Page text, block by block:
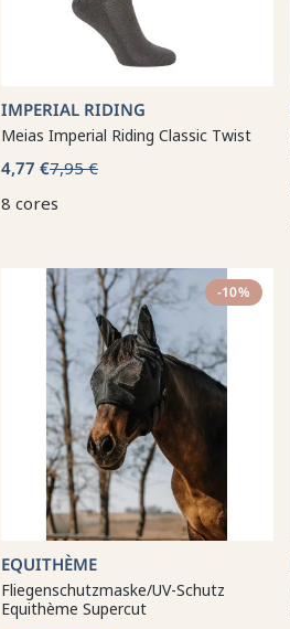
IMPERIAL RIDING
Meias Imperial Riding Classic Twist
4,77 €7,95 €
8 cores
-10%
EQUITHÈME
Fliegenschutzmaske/UV-Schutz
Equithème Supercut